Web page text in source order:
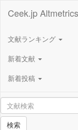
Ceek.jp
文献ランキング
新着文献
新着投稿
検索